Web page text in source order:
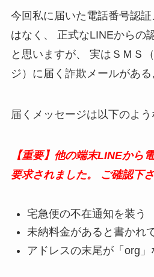
今回私に届いた電話番号認
はなく、
正式なLINEからの
と思いますが、
実はＳＭＳ
ジ）に届く詐欺メールがある
届くメッセージは以下のよう
【重要】他の端末LINEから
要求されました。
ご確認下さ
宅急便の不在通知を装う
未納料金があると書かれ
アドレスの末尾が「org」